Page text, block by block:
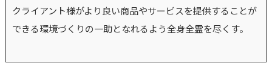
クライアント様がより良い商品やサービスを提供することが
できる環境づくりの一助となれるよう全身全霊を尽くす。